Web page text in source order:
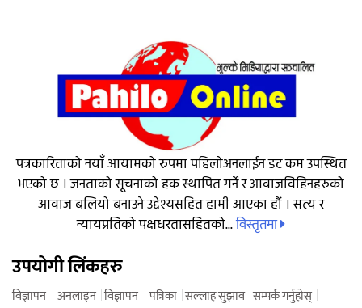
पत्रकारिताको नयाँ आयामको रुपमा पहिलोअनलाईन डट कम उपस्थित
भएको छ । जनताको सूचनाको हक स्थापित गर्ने र आवाजविहिनहरुको
आवाज बलियो बनाउने उद्देश्यसहित हामी आएका हौं । सत्य र
न्यायप्रतिको पक्षधरतासहितको...विस्तृतमा
उपयोगी लिंकहरु
विज्ञापन – अनलाइन विज्ञापन – पत्रिका सल्लाह सुझाव सम्पर्क गर्नुहोस्